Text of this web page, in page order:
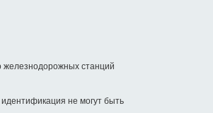
железнодорожных станций
не могут быть